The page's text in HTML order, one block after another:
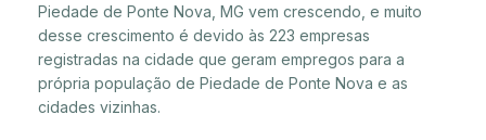
Piedade de Ponte Nova, MG vem crescendo, e muito
desse crescimento é devido às 223 empresas
registradas na cidade que geram empregos para a
própria população de Piedade de Ponte Nova e as
cidades vizinhas.